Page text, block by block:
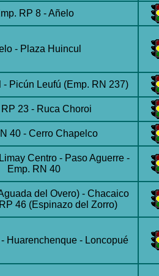
RP 8 - Añelo
- Plaza Huincul
- Picún Leufú (Emp. RN 237)
RP 23 - Ruca Choroi
40 - Cerro Chapelco
Centro - Paso Aguerre -
Emp. RN 40
del Overo) - Chacaico
46 (Espinazo del Zorro)
Huarenchenque - Loncopué